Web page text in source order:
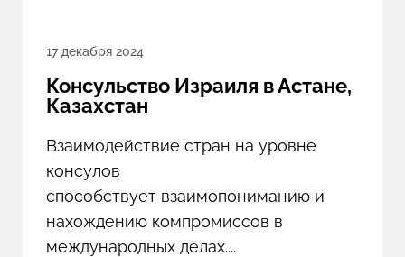
17 декабря 2024
Консульство Израиля в Астане,
Казахстан
Взаимодействие стран на уровне
консулов
способствует взаимопониманию и
нахождению компромиссов в
международных делах....